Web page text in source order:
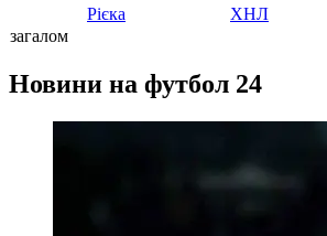
Рієка ХНЛ
загалом
Новини на футбол 24